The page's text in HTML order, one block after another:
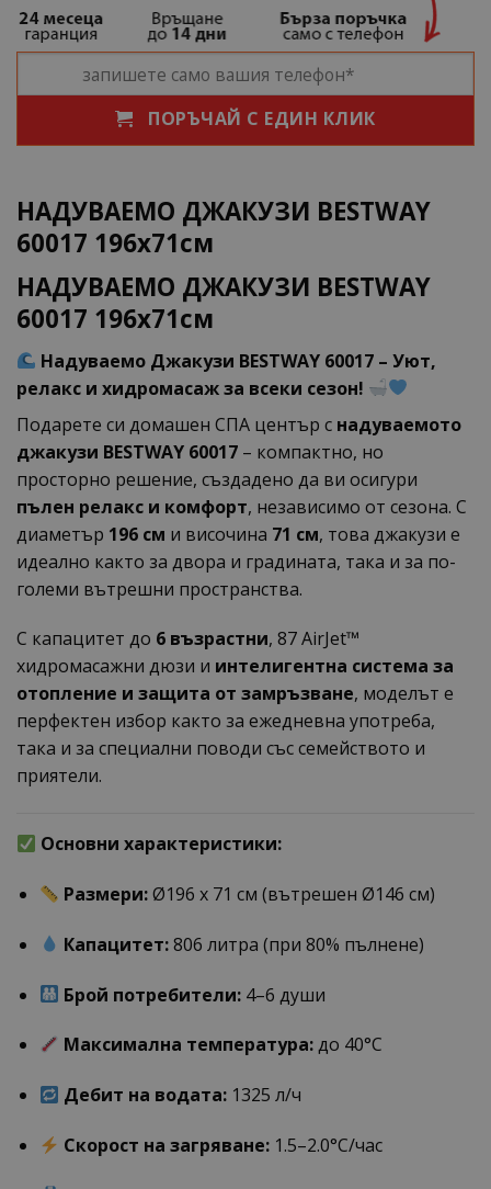
ПОРЪЧАЙ С ЕДИН КЛИК
НАДУВАЕМО ДЖАКУЗИ BESTWAY
60017 196x71cм
НАДУВАЕМО ДЖАКУЗИ BESTWAY
60017 196x71cм
Надуваемо Джакузи BESTWAY 60017 – Уют,
релакс и хидромасаж за всеки сезон!
Подарете си домашен СПА център с надуваемото
джакузи BESTWAY 60017 – компактно, но
просторно решение, създадено да ви осигури
пълен релакс и комфорт, независимо от сезона. С
диаметър 196 см и височина 71 см, това джакузи е
идеално както за двора и градината, така и за по-
големи вътрешни пространства.
С капацитет до 6 възрастни, 87 AirJet™
хидромасажни дюзи и интелигентна система за
отопление и защита от замръзване, моделът е
перфектен избор както за ежедневна употреба,
така и за специални поводи със семейството и
приятели.
Основни характеристики:
Размери:Ø196 x 71 см (вътрешен Ø146 см)
Капацитет:806 литра (при 80% пълнене)
Брой потребители: 4–6 души
Максимална температура:до 40°C
Дебит на водата: 1325 л/ч
Скорост на загряване: 1.5–2.0°C/час